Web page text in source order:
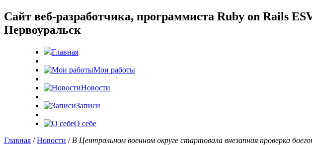
Cайт веб-разработчика, программиста Ruby on Rails
Первоуральск
Главная
Мои работы
Новости
Записи
О себе
Главная /Новости / В Центральном военном округе стартовала внезапная проверка